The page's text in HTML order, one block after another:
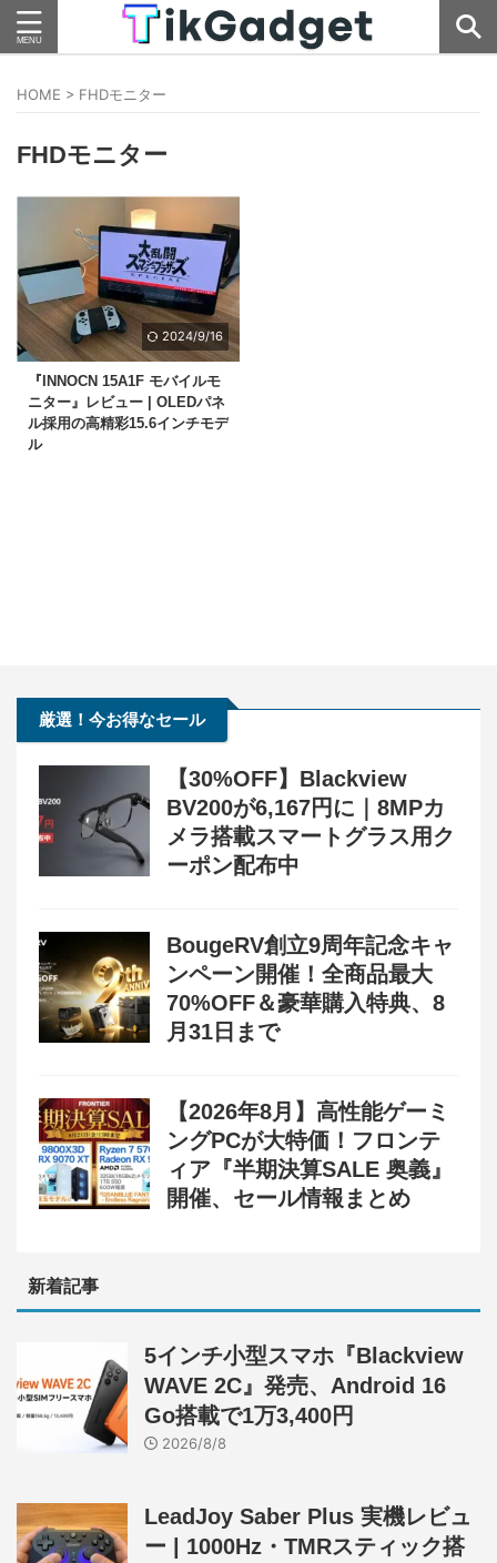
HOME > FHDモニター
FHDモニター
2024/9/16
『INNOCN 15A1F モバイルモ
ニター』レビュー | OLEDパネ
ル採用の高精彩15.6インチモデ
ル
厳選！今お得なセール
【30%OFF】Blackview
BV200が6,167円に｜8MPカ
メラ搭載スマートグラス用ク
ーポン配布中
BougeRV創立9周年記念キャ
ンペーン開催！全商品最大
70%OFF＆豪華購入特典、8
月31日まで
【2026年8月】高性能ゲーミ
ングPCが大特価！フロンテ
ィア『半期決算SALE 奥義』
開催、セール情報まとめ
新着記事
5インチ小型スマホ『Blackview
WAVE 2C』発売、Android 16
Go搭載で1万3,400円
2026/8/8
LeadJoy Saber Plus 実機レビュ
ー | 1000Hz・TMRスティック搭